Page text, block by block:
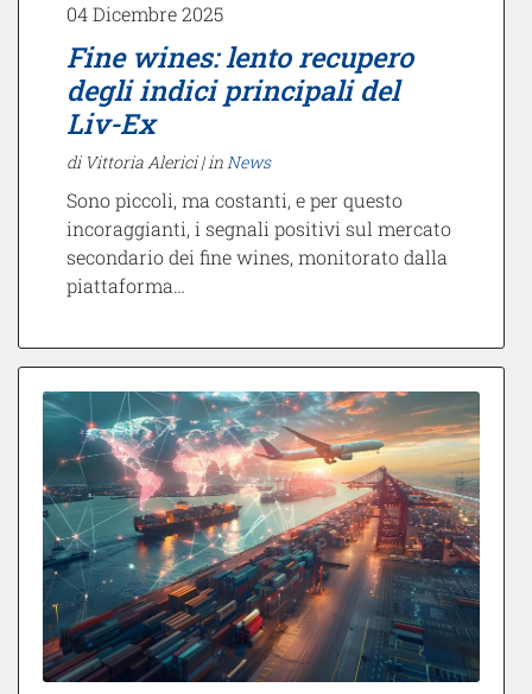
04 Dicembre 2025
Fine wines: lento recupero
degli indici principali del
Liv-Ex
di Vittoria Alerici |inNews
Sono piccoli, ma costanti, e per questo
incoraggianti, i segnali positivi sul mercato
secondario dei fine wines, monitorato dalla
piattaforma…